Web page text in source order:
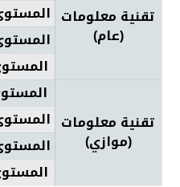
تقنية معلومات
(عام)
تقنية معلومات
(موازي)